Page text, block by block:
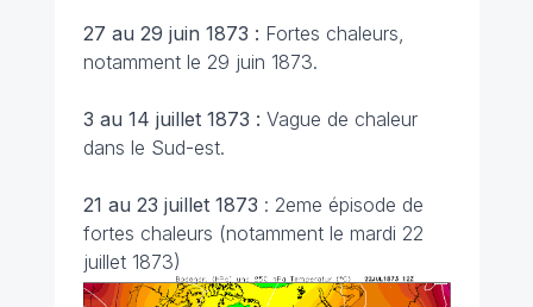
27 au 29 juin 1873 : Fortes chaleurs,
notamment le 29 juin 1873.
3 au 14 juillet 1873 : Vague de chaleur
dans le Sud-est.
21 au 23 juillet 1873 : 2eme épisode de
fortes chaleurs (notamment le mardi 22
juillet 1873)